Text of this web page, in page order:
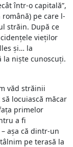
într-o capitală”,
pe care l-
străin. După ce
vieților
și… la
la niște cunoscuți.
văd străinii
locuiască măcar
primelor
a fi
așa că dintr-un
pe terasă la